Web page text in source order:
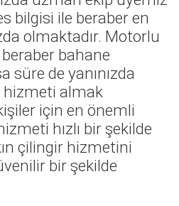
bilgisi ile beraber en
olmaktadır. Motorlu
bahane
süre de yanınızda
hizmeti almak
için en önemli
hızlı bir şekilde
çilingir hizmetini
bir şekilde